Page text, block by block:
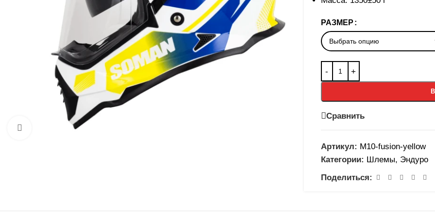
Нажмите, чтобы увеличить
РАЗМЕР
Сравнить
Артикул: M10-fusion-yellow
Категории: Шлемы, Эндуро
Поделиться: